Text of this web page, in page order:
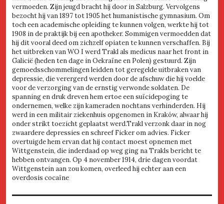
vermoeden. Zijn jeugd bracht hij door in Salzburg. Vervolgens
bezocht hij van 1897 tot 1905 het humanistische gymnasium. Om
toch een academische opleiding te kunnen volgen, werkte hij tot
1908 in de praktijk bij een apotheker. Sommigen vermoedden dat
hij dit vooral deed om zichzelf opiaten te kunnen verschaffen. Bij
het uitbreken van WO I werd Trakl als medicus naar het front in
Galicië (heden ten dage in Oekraïne en Polen) gestuurd. Zijn
gemoedsschommelingen leidden tot geregelde uitbraken van
depressie, die verergerd werden door de afschuw die hij voelde
voor de verzorging van de ernstig verwonde soldaten. De
spanning en druk dreven hem ertoe een suïcidepoging te
ondernemen, welke zijn kameraden nochtans verhinderden. Hij
werd in een militair ziekenhuis opgenomen in Kraków, alwaar hij
onder strikt toezicht geplaatst werd.Trakl verzonk daar in nog
zwaardere depressies en schreef Ficker om advies. Ficker
overtuigde hem ervan dat hij contact moest opnemen met
Wittgenstein, die inderdaad op weg ging na Trakls bericht te
hebben ontvangen. Op 4 november 1914, drie dagen voordat
Wittgenstein aan zou komen, overleed hij echter aan een
overdosis cocaïne